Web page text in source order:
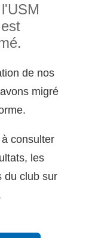
de nos
migré
consulter
les
du club sur